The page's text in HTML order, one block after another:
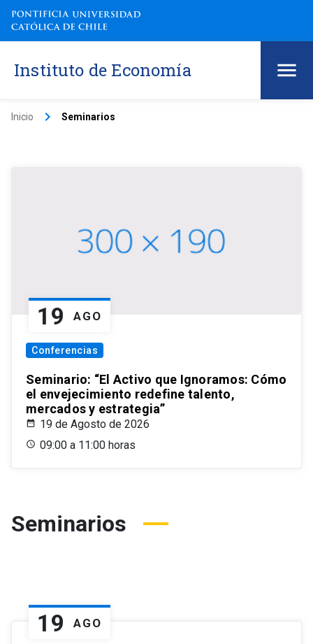
Instituto de Economía
Inicio keyboard_arrow_right Seminarios
19 AGO
Conferencias
Seminario: “El Activo que Ignoramos: Cómo
el envejecimiento redefine talento,
mercados y estrategia”
19 de Agosto de 2026
09:00 a 11:00 horas
Seminarios
19 AGO